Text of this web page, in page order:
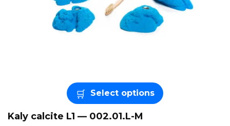
Select options
Kaly calcite L1 — 002.01.L-M